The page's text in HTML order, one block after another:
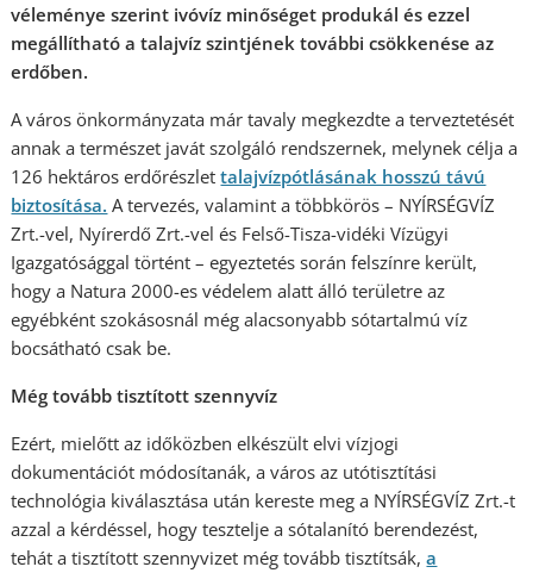
véleménye szerint ivóvíz minőséget produkál és ezzel
megállítható a talajvíz szintjének további csökkenése az
erdőben.
A város önkormányzata már tavaly megkezdte a terveztetését
annak a természet javát szolgáló rendszernek, melynek célja a
126 hektáros erdőrészlettalajvízpótlásának hosszú távú
biztosítása. A tervezés, valamint a többkörös – NYÍRSÉGVÍZ
Zrt.-vel, Nyírerdő Zrt.-vel és Felső-Tisza-vidéki Vízügyi
Igazgatósággal történt – egyeztetés során felszínre került,
hogy a Natura 2000-es védelem alatt álló területre az
egyébként szokásosnál még alacsonyabb sótartalmú víz
bocsátható csak be.
Még tovább tisztított szennyvíz
Ezért, mielőtt az időközben elkészült elvi vízjogi
dokumentációt módosítanák, a város az utótisztítási
technológia kiválasztása után kereste meg a NYÍRSÉGVÍZ Zrt.-t
azzal a kérdéssel, hogy tesztelje a sótalanító berendezést,
tehát a tisztított szennyvizet még tovább tisztítsák,a